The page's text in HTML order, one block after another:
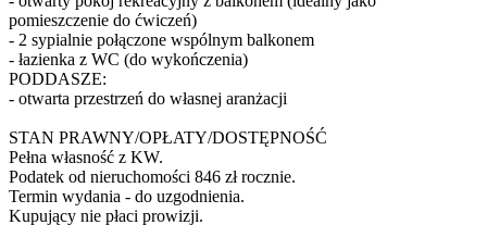
pomieszczenie do ćwiczeń)
- 2 sypialnie połączone wspólnym balkonem
- łazienka z WC (do wykończenia)
PODDASZE:
- otwarta przestrzeń do własnej aranżacji
STAN PRAWNY/OPŁATY/DOSTĘPNOŚĆ
Pełna własność z KW.
Podatek od nieruchomości 846 zł rocznie.
Termin wydania - do uzgodnienia.
Kupujący nie płaci prowizji.